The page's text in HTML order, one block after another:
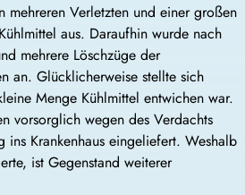
mehreren Verletzten und einer großen
aus. Daraufhin wurde nach
mehrere Löschzüge der
an. Glücklicherweise stellte sich
Menge Kühlmittel entwichen war.
vorsorglich wegen des Verdachts
ins Krankenhaus eingeliefert. Weshalb
ist Gegenstand weiterer